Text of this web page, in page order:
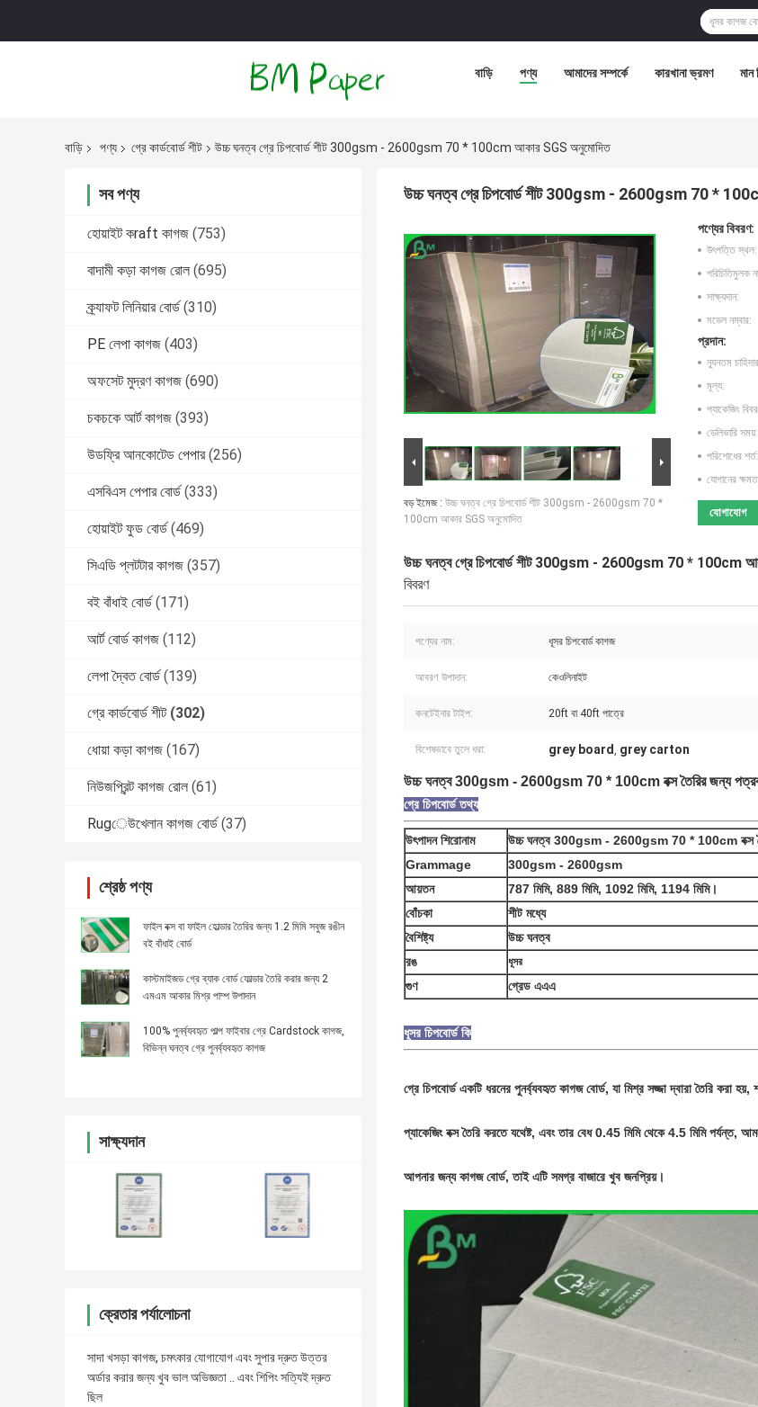
বাড়ি পণ্য আমাদের সম্পর্কে কারখানা ভ্রমণ মান
বাড়ি পণ্য গ্রে কার্ডবোর্ড শীট উচ্চ ঘনত্ব গ্রে চিপবোর্ড শীট 300gsm - 2600gsm 70 * 100cm আকার SGS অনুমোদিত
সব পণ্য
হোয়াইট কraft কাগজ (753)
বাদামী কড়া কাগজ রোল (695)
ক্র্যাফট লিনিয়ার বোর্ড (310)
PE লেপা কাগজ (403)
অফসেট মুদ্রণ কাগজ (690)
চকচকে আর্ট কাগজ (393)
উডফ্রি আনকোটেড পেপার (256)
এসবিএস পেপার বোর্ড (333)
হোয়াইট ফুড বোর্ড (469)
সিএডি প্লটটার কাগজ (357)
বই বাঁধাই বোর্ড (171)
আর্ট বোর্ড কাগজ (112)
লেপা দ্বৈত বোর্ড (139)
গ্রে কার্ডবোর্ড শীট (302)
ধোয়া কড়া কাগজ (167)
নিউজপ্রিন্ট কাগজ রোল (61)
Rugেউখেলান কাগজ বোর্ড (37)
শ্রেষ্ঠ পণ্য
ফাইল বক্স বা ফাইল হোল্ডার তৈরির জন্য 1.2 ​​মিমি সবুজ রঙীন
বই বাঁধাই বোর্ড
কাস্টমাইজড গ্রে ব্যাক বোর্ড ফোল্ডার তৈরি করার জন্য 2
এমএম আকার মিশ্র পাম্প উপাদান
100% পুনর্ব্যবহৃত পাল্প ফাইবার গ্রে Cardstock কাগজ,
বিভিন্ন ঘনত্ব গ্রে পুনর্ব্যবহৃত কাগজ
সাক্ষ্যদান
ক্রেতার পর্যালোচনা
সাদা খসড়া কাগজ, চমৎকার যোগাযোগ এবং সুপার দ্রুত উত্তর
অর্ডার করার জন্য খুব ভাল অভিজ্ঞতা .. এবং শিপিং সত্যিই দ্রুত
ছিল
উচ্চ ঘনত্ব গ্রে চিপবোর্ড শীট 300gsm - 2600gsm 70 *
বড় ইমেজ : উচ্চ ঘনত্ব গ্রে চিপবোর্ড শীট 300gsm - 2600gsm 70 *
100cm আকার SGS অনুমোদিত
পণ্যের বিবরণ:
উৎপত্তি স্থল:
পরিচিতিমুলক
সাক্ষ্যদান:
মডেল নম্বার:
প্রদান:
ন্যূনতম
মূল্য:
প্যাকেজিং
ডেলিভারি সময়:
পরিশোধের শর্ত:
যোগানের
যোগাযোগ
উচ্চ ঘনত্ব গ্রে চিপবোর্ড শীট 300gsm - 2600gsm 70 * 100cm
বিবরণ
পণ্যের নাম: ধূসর চিপবোর্ড কাগজ
আবরণ উপাদান: কেওলিনাইট
কনটেইনার টাইপ: 20ft বা 40ft পাত্রে
বিশেষভাবে তুলে ধরা: grey board, grey carton
উচ্চ ঘনত্ব 300gsm - 2600gsm 70 * 100cm বক্স তৈরির জন্য
গ্রে চিপবোর্ড তথ্য
উৎপাদন শিরোনাম
উচ্চ ঘনত্ব 300gsm - 2600gsm 70 * 100cm বক্স
Grammage
300gsm - 2600gsm
আয়তন
787 মিমি, 889 মিমি, 1092 মিমি, 1194 মিমি।
বোঁচকা
শীট মধ্যে
বৈশিষ্ট্য
উচ্চ ঘনত্ব
রঙ
ধূসর
গুণ গ্রেড এএএ
ধূসর চিপবোর্ড কি
গ্রে চিপবোর্ড একটি ধরনের পুনর্ব্যবহৃত কাগজ বোর্ড, যা মিশ্র সজ্জা দ্বারা তৈরি করা
প্যাকেজিং বক্স তৈরি করতে যথেষ্ট, এবং তার বেধ 0.45 মিমি থেকে 4.5 মিমি পর্যন্ত,
আপনার জন্য কাগজ বোর্ড, তাই এটি সমগ্র বাজারে খুব জনপ্রিয়।